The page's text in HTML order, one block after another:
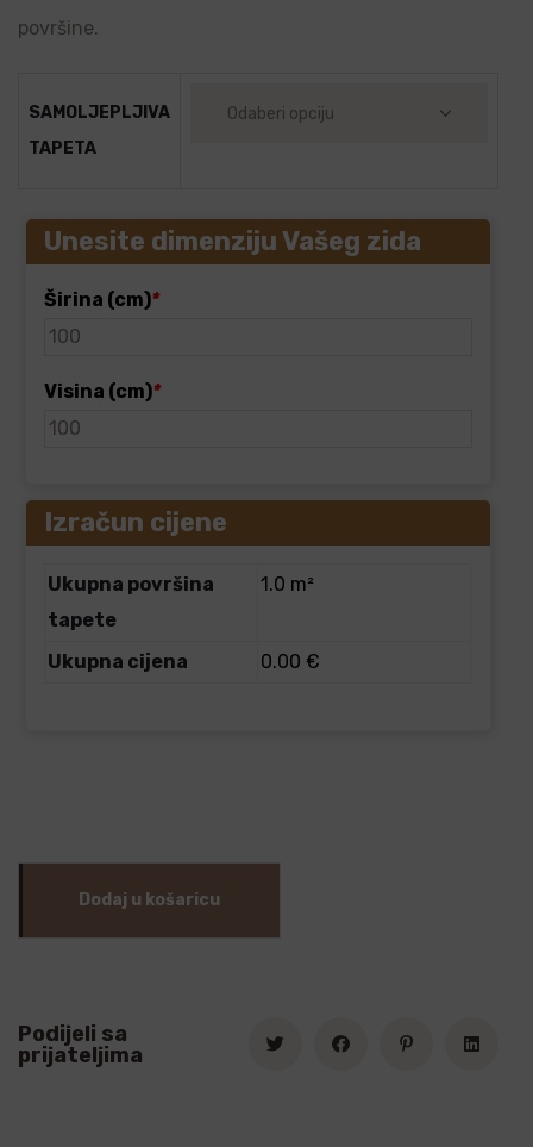
površine.
SAMOLJEPLJIVA
TAPETA
Unesite dimenziju Vašeg zida
Širina (cm)*
Visina (cm)*
Izračun cijene
Ukupna površina
tapete
1.0 m²
Ukupna cijena 0.00 €
Dodaj u košaricu
Podijeli sa
prijateljima